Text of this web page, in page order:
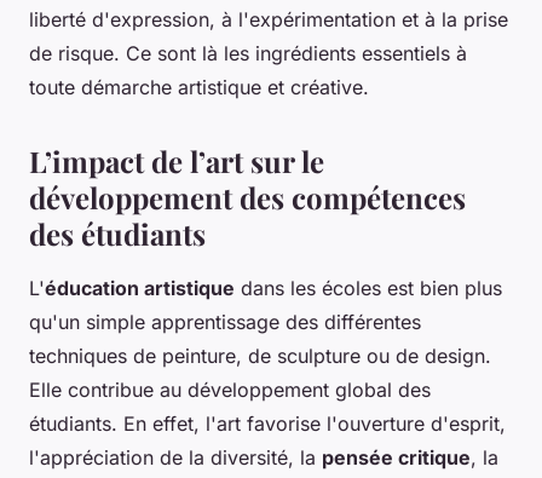
liberté d'expression, à l'expérimentation et à la prise
de risque. Ce sont là les ingrédients essentiels à
toute démarche artistique et créative.
L’impact de l’art sur le
développement des compétences
des étudiants
L'éducation artistique dans les écoles est bien plus
qu'un simple apprentissage des différentes
techniques de peinture, de sculpture ou de design.
Elle contribue au développement global des
étudiants. En effet, l'art favorise l'ouverture d'esprit,
l'appréciation de la diversité, la pensée critique, la